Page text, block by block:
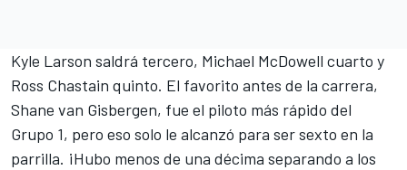
Kyle Larson saldrá tercero, Michael McDowell cuarto y
Ross Chastain quinto. El favorito antes de la carrera,
Shane van Gisbergen, fue el piloto más rápido del
Grupo 1, pero eso solo le alcanzó para ser sexto en la
parrilla. ¡Hubo menos de una décima separando a los